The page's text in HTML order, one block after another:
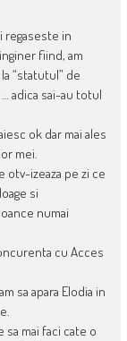
regaseste in
fiind, am
“statutul” de
adica sai-au totul
ok dar mai ales
mei.
izeaza pe zi ce
si
numai
cu Acces
sa apara Elodia in
sa mai faci cate o